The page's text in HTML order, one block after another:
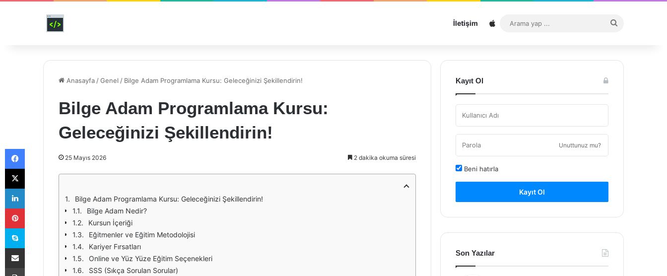
İletişim Sitemap
...
Anasayfa /Genel / Bilge Adam Programlama Kursu: Geleceğinizi Şekillendirin!
Bilge Adam Programlama Kursu:
Geleceğinizi Şekillendirin!
25 Mayıs 2026 2 dakika okuma süresi
Bilge Adam Programlama Kursu: Geleceğinizi Şekillendirin!
Bilge Adam Nedir?
Kursun İçeriği
Eğitmenler ve Eğitim Metodolojisi
Kariyer Fırsatları
Online ve Yüz Yüze Eğitim Seçenekleri
SSS (Sıkça Sorulan Sorular)
Kayıt Ol
Unuttunuz mu?
Beni hatırla
Kayıt Ol
Son Yazılar
Facebook
X
LinkedIn
Pinterest
Skype
E-Posta ile paylaş